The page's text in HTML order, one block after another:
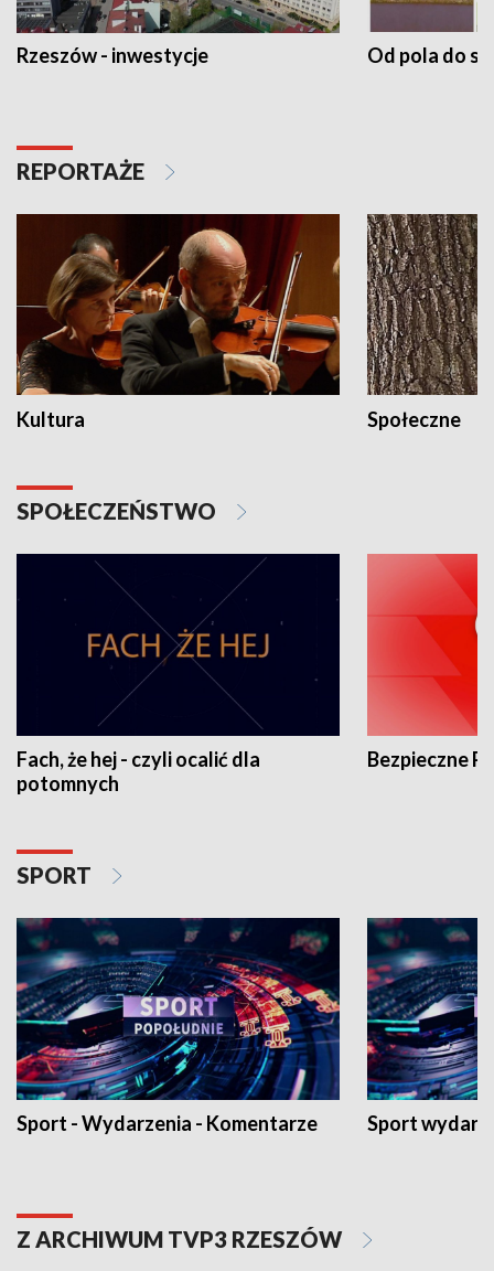
Rzeszów - inwestycje Od pola do
REPORTAŻE
Kultura Społeczne
SPOŁECZEŃSTWO
Fach, że hej - czyli ocalić dla
potomnych
Bezpieczne
SPORT
Sport - Wydarzenia - Komentarze Sport
Z ARCHIWUM TVP3 RZESZÓW